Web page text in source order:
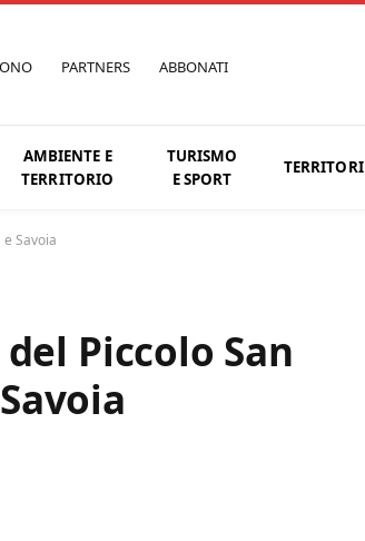
PARTNERS ABBONATI
AMBIENTE E
TERRITORIO
TURISMO
E SPORT
TERRITORI
e Savoia
Piccolo San